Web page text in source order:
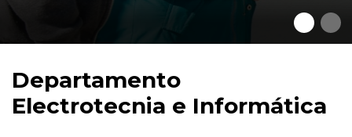
Departamento
Electrotecnia e Informática